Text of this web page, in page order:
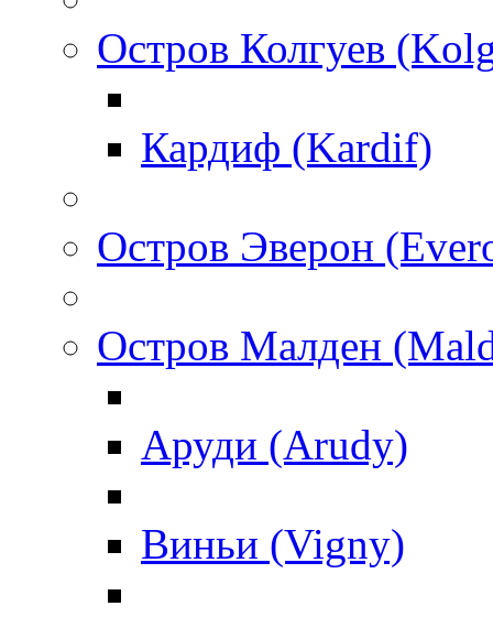
Остров Колгуев
Кардиф (Kardif)
Остров Эверон
Остров Малден
Аруди (Arudy)
Виньи (Vigny)